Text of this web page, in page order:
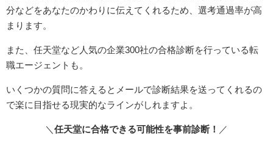
分などをあなたのかわりに伝えてくれるため、選考通過率が高
まります。
また、任天堂など人気の企業300社の合格診断を行っている転
職エージェントも。
いくつかの質問に答えるとメールで診断結果を送ってくれるの
で楽に目指せる現実的なラインがしれますよ。
＼ 任天堂に合格できる可能性を事前診断！ ／